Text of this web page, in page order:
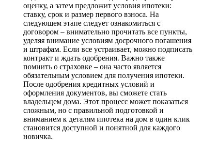
оценку, а затем предложит условия ипотеки:
ставку, срок и размер первого взноса. На
следующем этапе следует ознакомиться с
договором – внимательно прочитать все пункты,
уделяя внимание условиям досрочного погашения
и штрафам. Если все устраивает, можно подписать
контракт и ждать одобрения. Важно также
помнить о страховке – она часто является
обязательным условием для получения ипотеки.
После одобрения кредитных условий и
оформления документов, вы сможете стать
владельцем дома. Этот процесс может показаться
сложным, но с правильной подготовкой и
вниманием к деталям ипотека на дом в один клик
становится доступной и понятной для каждого
новичка.